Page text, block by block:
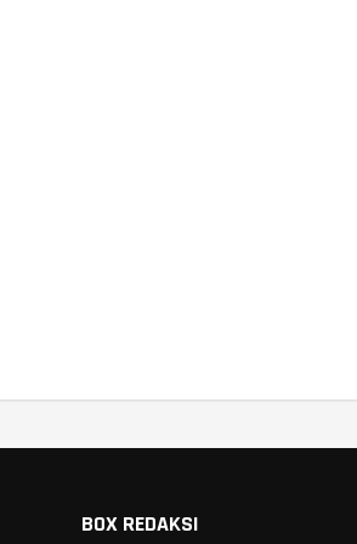
BOX REDAKSI